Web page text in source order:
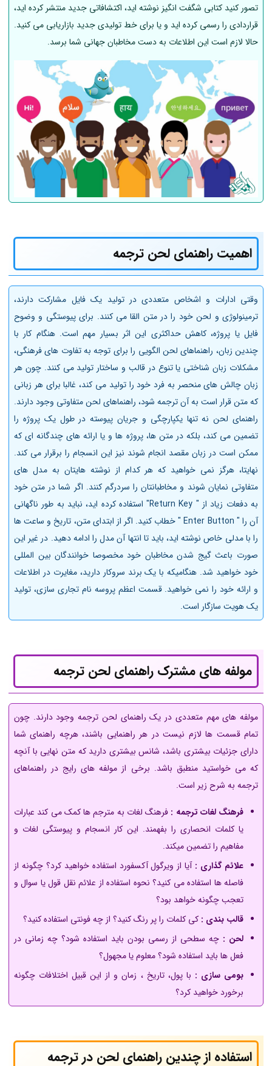
تصور کنید کتابی شگفت انگیز نوشته اید، اکتشافاتی جدید منتشر کرده اید،
قراردادی را رسمی کرده اید و یا برای خط تولیدی جدید بازاریابی می کنید.
حالا لازم است این اطلاعات به دست مخاطبان جهانی شما برسد.
اهمیت راهنمای لحن ترجمه
وقتی ادارات و اشخاص متعددی در تولید یک فایل مشارکت دارند،
ترمینولوژی و لحن خود را در متن القا می کنند. برای پیوستگی و وضوح
فایل یا پروژه، کاهش حداکثری این اثر بسیار مهم است. هنگام کار با
چندین زبان، راهنماهای لحن الگویی را برای توجه به تفاوت های فرهنگی،
مشکلات زبان شناختی یا تنوع در قالب و ساختار تولید می کنند. چون هر
زبان چالش های منحصر به فرد خود را تولید می کند، غالبا برای هر زبانی
که متن قرار است به آن ترجمه شود، راهنماهای لحن متفاوتی وجود دارند.
راهنمای لحن نه تنها یکپارچگی و جریان پیوسته در طول یک پروژه را
تضمین می کند، بلکه در متن ها، پروژه ها و یا ارائه های چندگانه ای که
ممکن است در زبان مقصد انجام شوند نیز این انسجام را برقرار می کند.
نهایتا، هرگز نمی خواهید که هر کدام از نوشته هایتان به مدل های
متفاوتی نمایان شوند و مخاطبانتان را سردرگم کنند. اگر شما در متن خود
به دفعات زیاد از " Return Key" استفاده کرده اید، نباید به طور ناگهانی
آن را " Enter Button " خطاب کنید. اگر از ابتدای متن، تاریخ و ساعت ها
را با مدلی خاص نوشته اید، باید تا انتها آن مدل را ادامه دهید. در غیر این
صورت باعث گیج شدن مخاطبان خود مخصوصا خوانندگان بین المللی
خود خواهید شد. هنگامیکه با یک برند سروکار دارید، مغایرت در اطلاعات
و ارائه خود را نمی خواهید. قسمت اعظم پروسه نام تجاری سازی، تولید
یک هویت سازگار است.
مولفه های مشترک راهنمای لحن ترجمه
مولفه های مهم متعددی در یک راهنمای لحن ترجمه وجود دارند. چون
تمام قسمت ها لازم نیست در هر راهنمایی باشند، هرچه راهنمای شما
دارای جزئیات بیشتری باشد، شانس بیشتری دارید که متن نهایی با آنچه
که می خواستید منطبق باشد. برخی از مولفه های رایج در راهنماهای
ترجمه به شرح زیر است.
فرهنگ لغات ترجمه : فرهنگ لغات به مترجم ها کمک می کند عبارات
یا کلمات انحصاری را بفهمند. این کار انسجام و پیوستگی لغات و
مفاهیم را تضمین میکند.
علائم گذاری :آیا از ویرگول آکسفورد استفاده خواهید کرد؟ چگونه از
فاصله ها استفاده می کنید؟ نحوه استفاده از علائم نقل قول یا سوال و
تعجب چگونه خواهد بود؟
قالب بندی : کی کلمات را پر رنگ کنید؟ از چه فونتی استفاده کنید؟
لحن : چه سطحی از رسمی بودن باید استفاده شود؟ چه زمانی در
فعل ها باید استفاده شود؟ معلوم یا مجهول؟
بومی سازی : با پول، تاریخ ، زمان و از این قبیل اختلافات چگونه
برخورد خواهید کرد؟
استفاده از چندین راهنمای لحن در ترجمه